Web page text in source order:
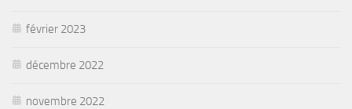
février 2023
décembre 2022
novembre 2022